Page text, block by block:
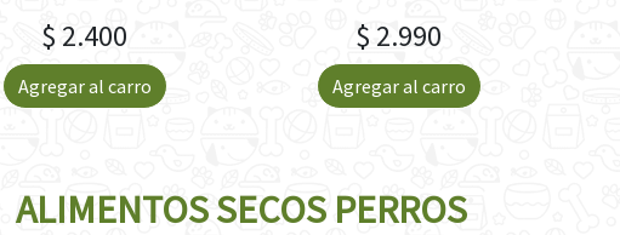
$ 2.400
Agregar al carro
$ 2.990
Agregar al carro
ALIMENTOS SECOS PERROS